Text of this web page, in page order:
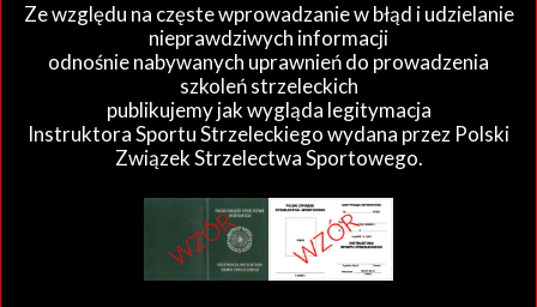
Ze względu na częste wprowadzanie w błąd i udzielanie
nieprawdziwych informacji
odnośnie nabywanych uprawnień do prowadzenia
szkoleń strzeleckich
publikujemy jak wygląda legitymacja
Instruktora Sportu Strzeleckiego wydana przez Polski
Związek Strzelectwa Sportowego.